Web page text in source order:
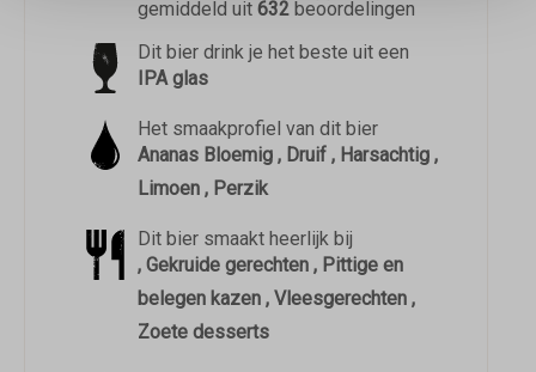
gemiddeld uit632 beoordelingen
Dit bier drink je het beste uit een
IPA glas
Het smaakprofiel van dit bier
Ananas Bloemig , Druif , Harsachtig ,
Limoen , Perzik
Dit bier smaakt heerlijk bij
, Gekruide gerechten , Pittige en
belegen kazen , Vleesgerechten ,
Zoete desserts